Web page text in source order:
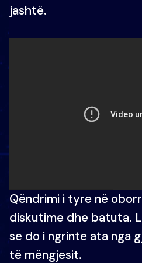
jashtë.
Qëndrimi i tyre në
diskutime dhe batuta.
se do i ngrinte ata nga
të mëngjesit.